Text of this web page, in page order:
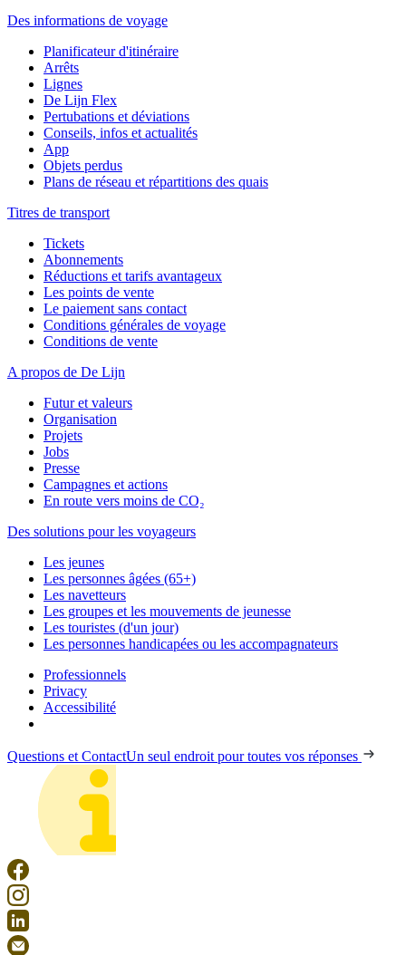
Des informations de voyage
Planificateur d'itinéraire
Arrêts
Lignes
De Lijn Flex
Pertubations et déviations
Conseils, infos et actualités
App
Objets perdus
Plans de réseau et répartitions des quais
Titres de transport
Tickets
Abonnements
Réductions et tarifs avantageux
Les points de vente
Le paiement sans contact
Conditions générales de voyage
Conditions de vente
A propos de De Lijn
Futur et valeurs
Organisation
Projets
Jobs
Presse
Campagnes et actions
En route vers moins de CO₂
Des solutions pour les voyageurs
Les jeunes
Les personnes âgées (65+)
Les navetteurs
Les groupes et les mouvements de jeunesse
Les touristes (d'un jour)
Les personnes handicapées ou les accompagnateurs
Professionnels
Privacy
Accessibilité
Questions et ContactUn seul endroit pour toutes vos réponses